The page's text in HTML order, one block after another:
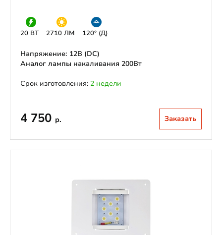
20 ВТ 2710 ЛМ 120° (Д)
Напряжение: 12В (DС)
Аналог лампы накаливания 200Вт
Срок изготовления: 2 недели
4 750 р. Заказать